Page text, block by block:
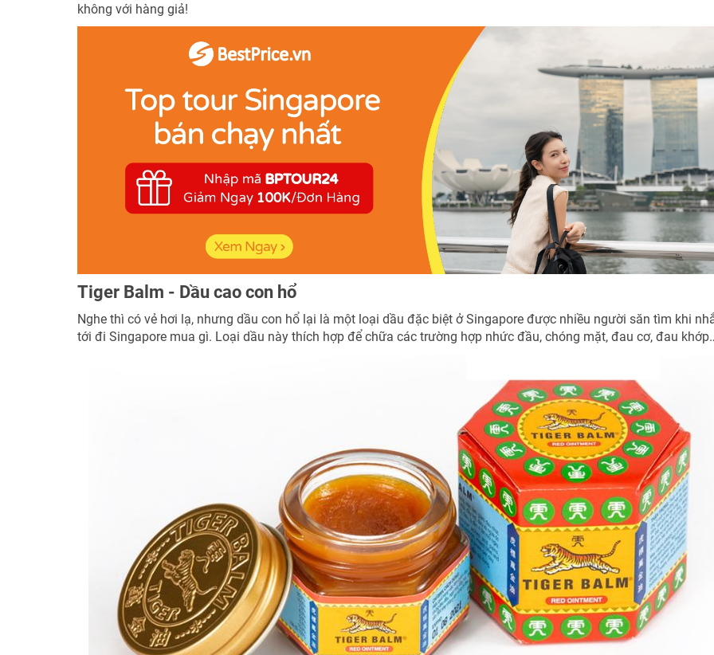
không với hàng giả!
Tiger Balm - Dầu cao con hổ
Nghe thì có vẻ hơi lạ, nhưng dầu con hổ lại là một loại dầu đặc biệt ở Singapore được nhiều người săn tìm khi
tới đi Singapore mua gì. Loại dầu này thích hợp để chữa các trường hợp nhức đầu, chóng mặt, đau cơ, đau